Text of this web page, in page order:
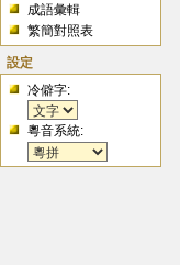
成語彙輯
繁簡對照表
設定
冷僻字:
粵音系統: